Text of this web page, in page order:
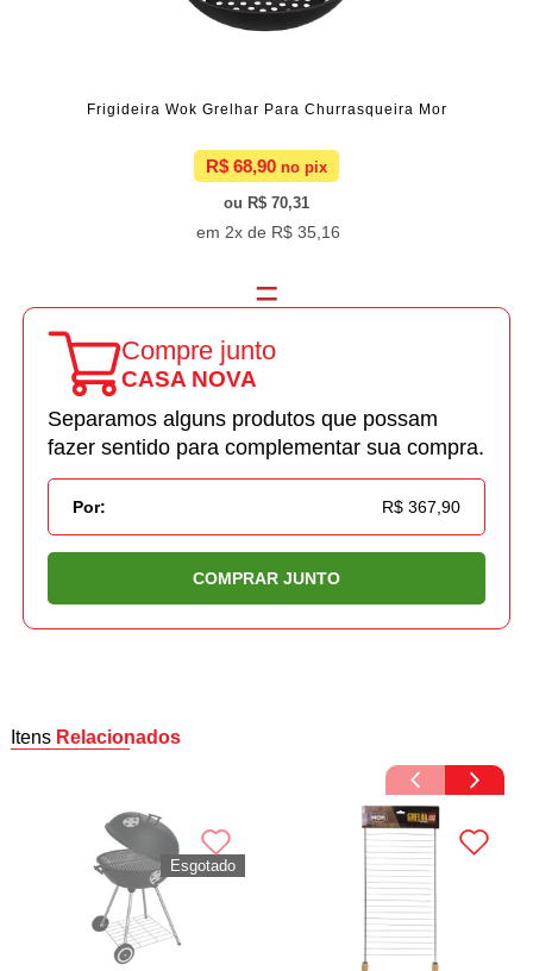
Frigideira Wok Grelhar Para Churrasqueira Mor
R$ 68,90
R$ 70,31
2x de R$ 35,16
Compre junto
CASA NOVA
Separamos alguns produtos que possam
fazer sentido para complementar sua compra.
Por: R$ 367,90
COMPRAR JUNTO
Itens Relacionados